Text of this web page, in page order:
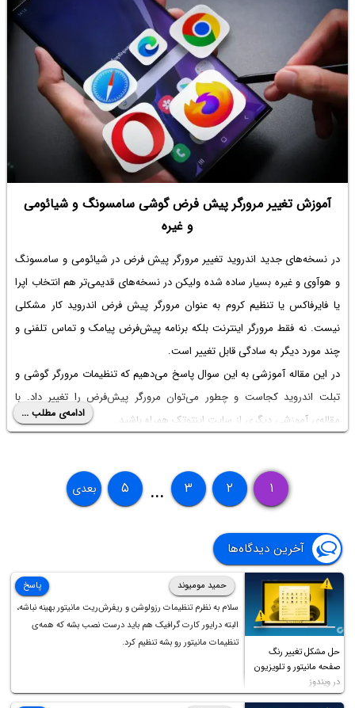
آموزش تغییر مرورگر پیش فرض گوشی سامسونگ و شیائومی
و غیره
در نسخه‌های جدید اندروید تغییر مرورگر پیش فرض در شیائومی و سامسونگ
و هوآوی و غیره بسیار ساده شده ولیکن در نسخه‌های قدیمی‌تر هم انتخاب اپرا
یا فایرفاکس یاتنظیم کروم به عنوان مرورگر پیش فرض اندروید کار مشکلی
نیست. نه فقط مرورگر اینترنت بلکه برنامه پیش‌فرض پیامک و تماس تلفنی و
چند مورد دیگر به سادگی قابل تغییر است.
در این مقاله آموزشی به این سوال پاسخ می‌دهیم کهتنظیمات مرورگر گوشی و
تبلت اندروید کجاست و چطور می‌توان مرورگر پیش‌فرض را تغییر داد. با
مقاله‌ی آموزشی دیگری از سایت اینتوتک همراه باشید.
ادامه‌ی مطلب ...
۱ ۲ ۳ ... ۵ بعدی
آخرین دیدگاه‌ها
حل مشکل تغییر رنگ
صفحه مانیتور و تلویزیون
در ویندوز
حمید مومیوند
سلام به نظرم تنظیمات رزولوشن و ریفرش‌ریت مانیتور بهینه نباشه،
البته درایور کارت گرافیک هم باید درست نصب بشه که همه‌ی
تنظیمات مانیتور رو بشه تنظیم کرد.
پاسخ